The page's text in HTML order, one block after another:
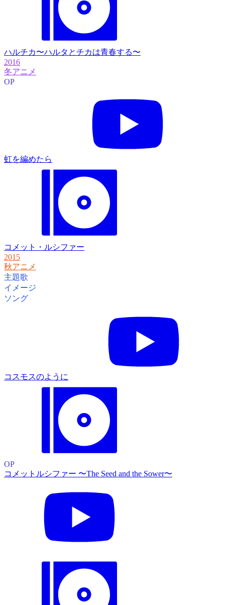
ハルチカ〜ハルタとチカは青春する〜
2016
冬アニメ
OP
虹を編めたら
コメット・ルシファー
2015
秋アニメ
主題歌
イメージ
ソング
コスモスのように
OP
コメットルシファー 〜The Seed and the Sower〜